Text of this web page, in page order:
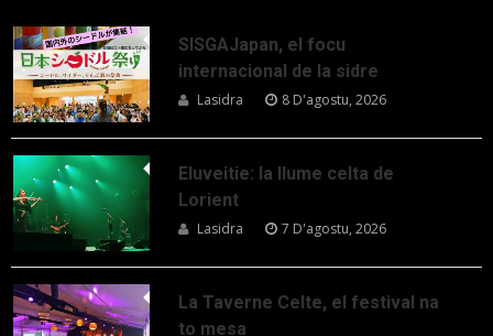
SISGAJapan, el focu
internacional de la sidre
Lasidra 8 D'agostu, 2026
Eluveitie: la llume celta de
Lorient
Lasidra 7 D'agostu, 2026
La Taverne Celte, el festival na
to mesa